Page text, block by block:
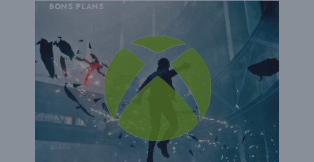
BONS PLANS